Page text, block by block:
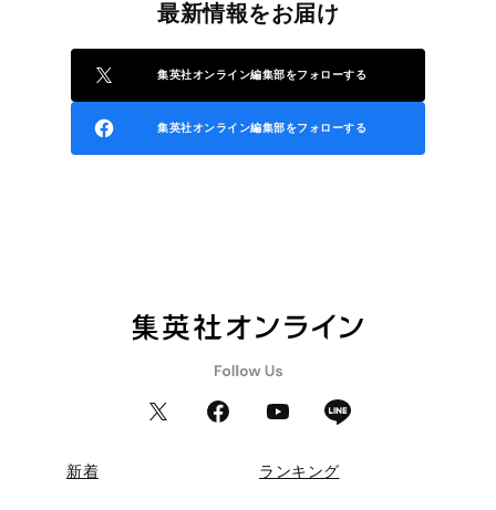
最新情報をお届け
集英社オンライン編集部をフォローする
集英社オンライン編集部をフォローする
新着 ランキング